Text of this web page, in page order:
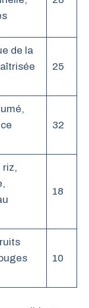
de la
25
32
riz,
18
10